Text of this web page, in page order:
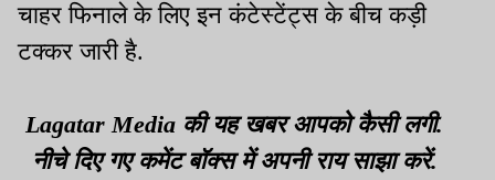
चाहर फिनाले के लिए इन कंटेस्टेंट्स के बीच कड़ी
टक्कर जारी है.
Lagatar Media की यह खबर आपको कैसी लगी.
नीचे दिए गए कमेंट बॉक्स में अपनी राय साझा करें.